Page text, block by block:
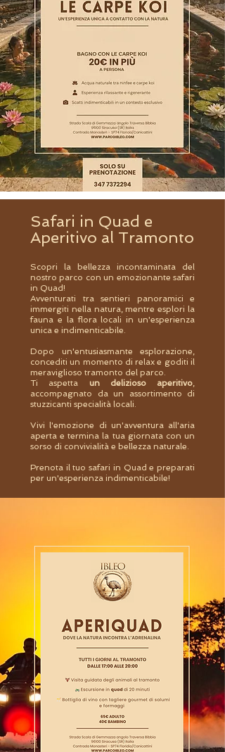
Safari in Quad e
Aperitivo al Tramonto
Scopri la bellezza incontaminata del
nostro parco con un emozionante safari
in Quad!
Avventurati tra sentieri panoramici e
immergiti nella natura, mentre esplori la
fauna e la flora locali in un'esperienza
unica e indimenticabile.
Dopo un'entusiasmante esplorazione,
concediti un momento di relax e goditi il
meraviglioso tramonto del parco.
Ti aspetta un delizioso aperitivo,
accompagnato da un assortimento di
stuzzicanti specialità locali.
Vivi l'emozione di un'avventura all'aria
aperta e termina la tua giornata con un
sorso di convivialità e bellezza naturale.
Prenota il tuo safari in Quad e preparati
per un'esperienza indimenticabile!